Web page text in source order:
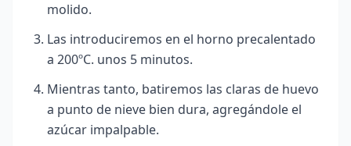
molido.
Las introduciremos en el horno precalentado
a 200ºC. unos 5 minutos.
Mientras tanto, batiremos las claras de huevo
a punto de nieve bien dura, agregándole el
azúcar impalpable.